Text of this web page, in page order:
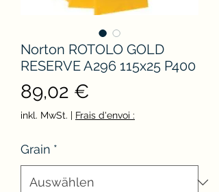
Norton ROTOLO GOLD
RESERVE A296 115x25 P400
89,02 €
inkl. MwSt. | Frais d'envoi :
Grain *